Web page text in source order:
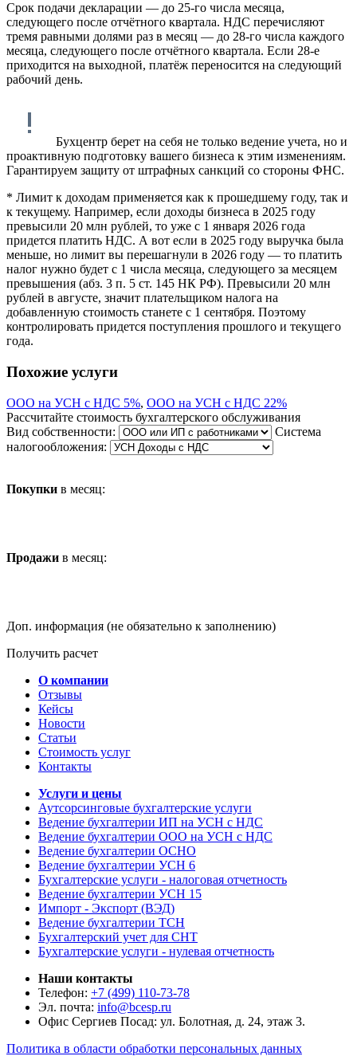
Срок подачи декларации — до 25-го числа месяца,
следующего после отчётного квартала. НДС перечисляют
тремя равными долями раз в месяц — до 28-го числа каждого
месяца, следующего после отчётного квартала. Если 28-е
приходится на выходной, платёж переносится на следующий
рабочий день.
Бухцентр берет на себя не только ведение учета, но и
проактивную подготовку вашего бизнеса к этим изменениям.
Гарантируем защиту от штрафных санкций со стороны ФНС.
* Лимит к доходам применяется как к прошедшему году, так и
к текущему. Например, если доходы бизнеса в 2025 году
превысили 20 млн рублей, то уже с 1 января 2026 года
придется платить НДС. А вот если в 2025 году выручка была
меньше, но лимит вы перешагнули в 2026 году — то платить
налог нужно будет с 1 числа месяца, следующего за месяцем
превышения (абз. 3 п. 5 ст. 145 НК РФ). Превысили 20 млн
рублей в августе, значит плательщиком налога на
добавленную стоимость станете с 1 сентября. Поэтому
контролировать придется поступления прошлого и текущего
года.
Похожие услуги
ООО на УСН с НДС 5%, ООО на УСН с НДС 22%
Рассчитайте стоимость бухгалтерского обслуживания
Вид собственности:
Система
налогообложения:
Покупки в месяц:
Продажи в месяц:
Доп. информация (не обязательно к заполнению)
Получить расчет
О компании
Отзывы
Кейсы
Новости
Статьи
Стоимость услуг
Контакты
Услуги и цены
Аутсорсинговые бухгалтерские услуги
Ведение бухгалтерии ИП на УСН с НДС
Ведение бухгалтерии ООО на УСН с НДС
Ведение бухгалтерии ОСНО
Ведение бухгалтерии УСН 6
Бухгалтерские услуги - налоговая отчетность
Ведение бухгалтерии УСН 15
Импорт - Экспорт (ВЭД)
Ведение бухгалтерии ТСН
Бухгалтерский учет для СНТ
Бухгалтерские услуги - нулевая отчетность
Наши контакты
Телефон: +7 (499) 110-73-78
Эл. почта: info@bcesp.ru
Офис Сергиев Посад: ул. Болотная, д. 24, этаж 3.
Политика в области обработки персональных данных